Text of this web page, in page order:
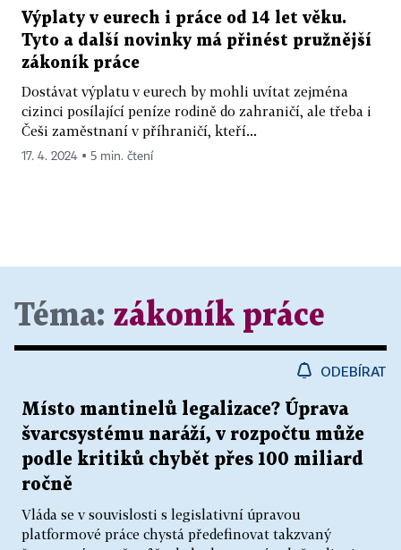
Výplaty v eurech i práce od 14 let věku.
Tyto a další novinky má přinést pružnější
zákoník práce
Dostávat výplatu v eurech by mohli uvítat zejména
cizinci posílající peníze rodině do zahraničí, ale třeba i
Češi zaměstnaní v příhraničí, kteří...
17. 4. 2024 ▪ 5 min. čtení
Téma: zákoník práce
ODEBÍRAT
Místo mantinelů legalizace? Úprava
švarcsystému naráží, v rozpočtu může
podle kritiků chybět přes 100 miliard
ročně
Vláda se v souvislosti s legislativní úpravou
platformové práce chystá předefinovat takzvaný